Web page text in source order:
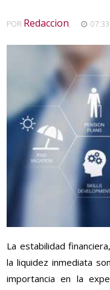
POR Redaccion,
La estabilidad
la liquidez inmediata
importancia en la